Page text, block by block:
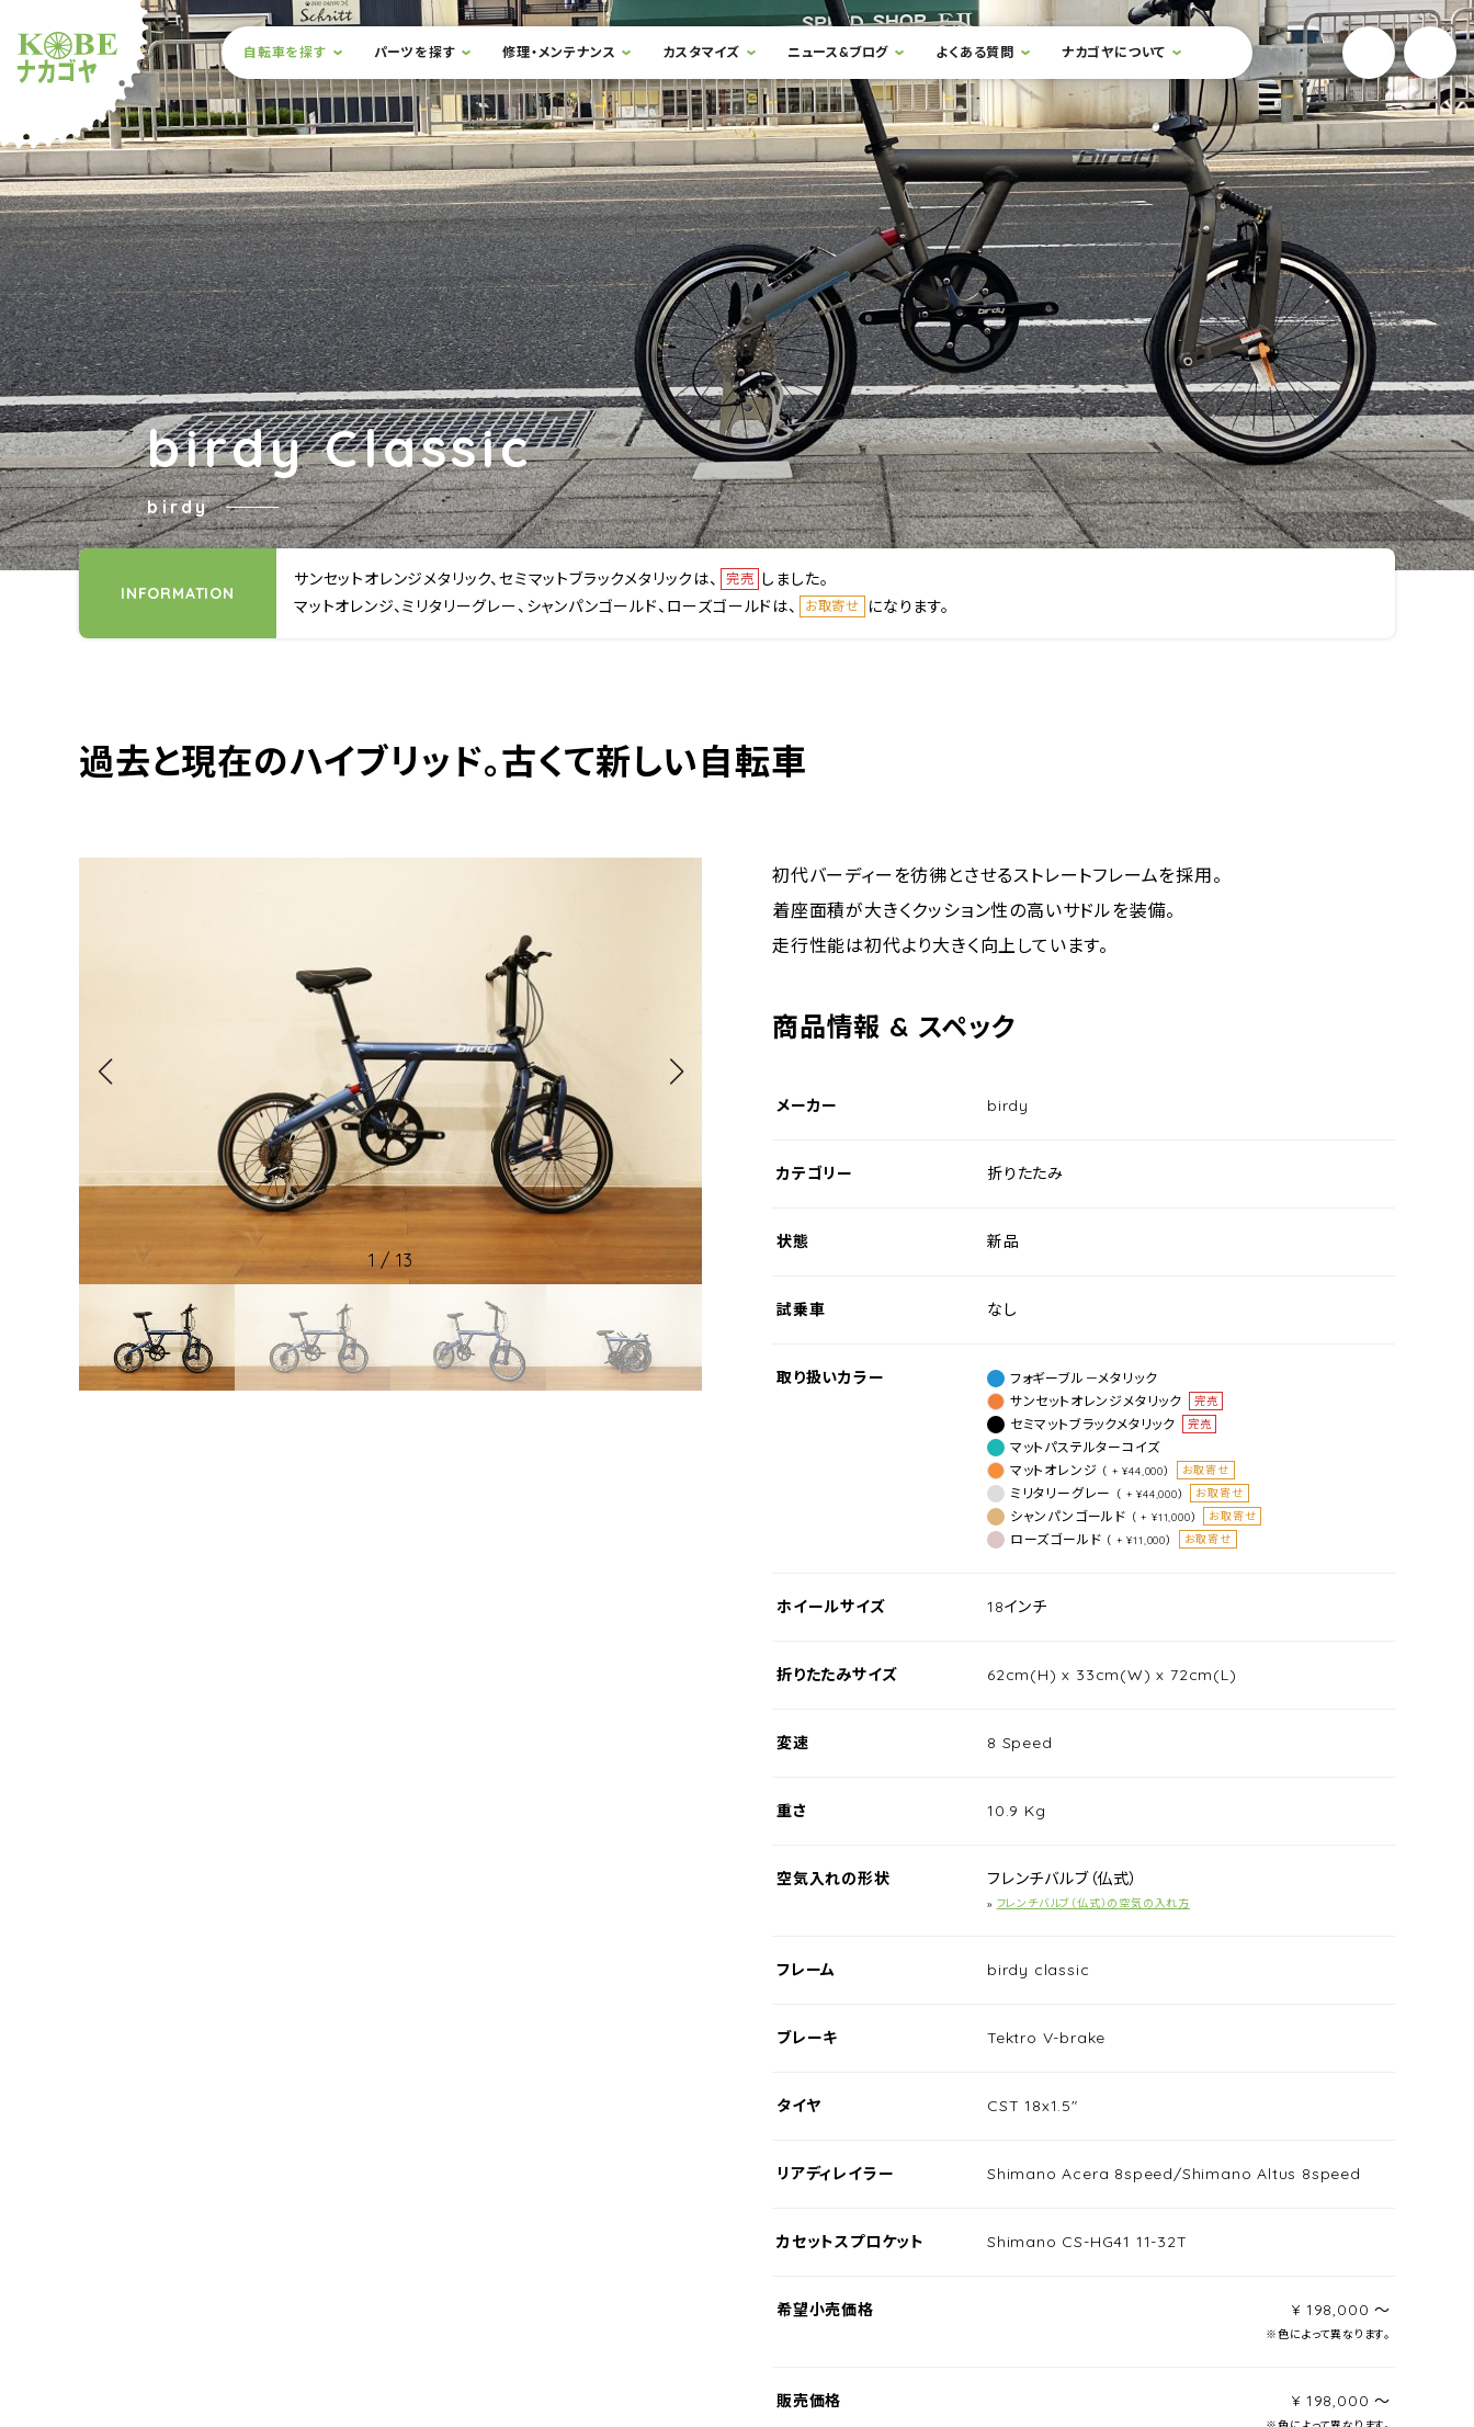
ショップナカゴヤ
サイト内メニュー
本文までスキップ
自転車を探す パーツを探す 修理・メンテナンス カスタマイズ ニュース&ブログ よくある質問 ナカゴヤについて 検索フォームを開閉する YouTube
birdy
birdy Classic
INFORMATION
サンセットオレンジメタリック、セミマットブラックメタリックは、 完売 しました。
マットオレンジ、ミリタリーグレー、シャンパンゴールド、ローズゴールドは、
お取寄せ になります。
過去と現在のハイブリッド。古くて新しい自転車
2/13
初代バーディーを彷彿とさせるストレートフレームを採用。
着座面積が大きくクッション性の高いサドルを装備。
走行性能は初代より大きく向上しています。
商品情報 & スペック
メーカー birdy
カテゴリー 折りたたみ
状態 新品
試乗車 なし
取り扱いカラー
フォギーブル－メタリック
サンセットオレンジメタリック
完売
セミマットブラックメタリック 完売
マットパステルターコイズ
マットオレンジ （ + ¥44,000） お取寄せ
ミリタリーグレー （ + ¥44,000） お取寄せ
シャンパンゴールド （ + ¥11,000） お取寄せ
ローズゴールド （ + ¥11,000） お取寄せ
ホイールサイズ 18インチ
折りたたみサイズ 62cm(H) x 33cm(W) x 72cm(L)
変速 8 Speed
重さ 10.9 Kg
空気入れの形状 フレンチバルブ（仏式）
» フレンチバルブ（仏式）の空気の入れ方
フレーム birdy classic
ブレーキ Tektro V-brake
タイヤ CST 18x1.5"
リアディレイラー Shimano Acera 8speed/Shimano Altus 8speed
カセットスプロケット Shimano CS-HG41 11-32T
希望小売価格 ¥ 198,000 〜
※色によって異なります。
販売価格 ¥ 198,000 〜